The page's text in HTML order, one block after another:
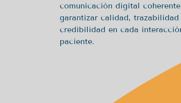
comunicación digital
garantizar calidad, trazabilidad
credibilidad en cada
paciente.